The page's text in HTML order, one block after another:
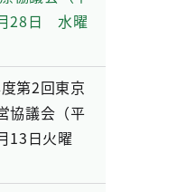
28日 水曜
第2回東京
協議会（平
13日火曜